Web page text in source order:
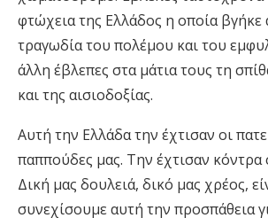
φτώχεια της Ελλάδος η οποία βγήκε
τραγωδία του πολέμου και του
άλλη έβλεπες στα μάτια τους τη
και της αισιοδοξίας.
Αυτή την Ελλάδα την έχτισαν οι
παππούδες μας. Την έχτισαν κόντρα
Δική μας δουλειά, δικό μας χρέος,
συνεχίσουμε αυτή την προσπάθεια